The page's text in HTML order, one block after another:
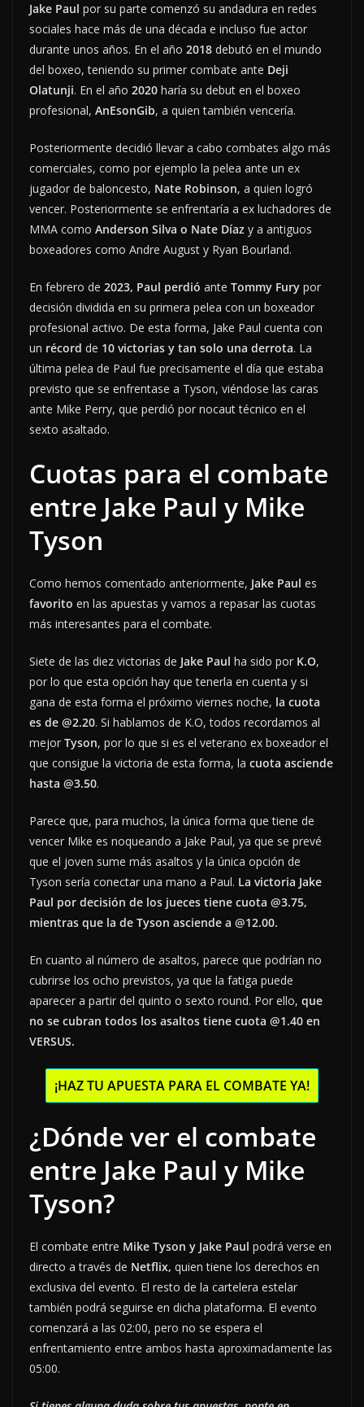
Jake Paul por su parte comenzó su andadura en redes
sociales hace más de una década e incluso fue actor
durante unos años. En el año 2018 debutó en el mundo
del boxeo, teniendo su primer combate ante Deji
Olatunji. En el año 2020 haría su debut en el boxeo
profesional, AnEsonGib, a quien también vencería.
Posteriormente decidió llevar a cabo combates algo más
comerciales, como por ejemplo la pelea ante un ex
jugador de baloncesto, Nate Robinson, a quien logró
vencer. Posteriormente se enfrentaría a ex luchadores de
MMA como Anderson Silva o Nate Díaz y a antiguos
boxeadores como Andre August y Ryan Bourland.
En febrero de 2023, Paul perdió ante Tommy Fury por
decisión dividida en su primera pelea con un boxeador
profesional activo. De esta forma, Jake Paul cuenta con
un récord de 10 victorias y tan solo una derrota. La
última pelea de Paul fue precisamente el día que estaba
previsto que se enfrentase a Tyson, viéndose las caras
ante Mike Perry, que perdió por nocaut técnico en el
sexto asaltado.
Cuotas para el combate
entre Jake Paul y Mike
Tyson
Como hemos comentado anteriormente, Jake Paul es
favorito en las apuestas y vamos a repasar las cuotas
más interesantes para el combate.
Siete de las diez victorias de Jake Paul ha sido por K.O,
por lo que esta opción hay que tenerla en cuenta y si
gana de esta forma el próximo viernes noche, la cuota
es de @2.20. Si hablamos de K.O, todos recordamos al
mejor Tyson, por lo que si es el veterano ex boxeador el
que consigue la victoria de esta forma, la cuota asciende
hasta @3.50.
Parece que, para muchos, la única forma que tiene de
vencer Mike es noqueando a Jake Paul, ya que se prevé
que el joven sume más asaltos y la única opción de
Tyson sería conectar una mano a Paul. La victoria Jake
Paul por decisión de los jueces tiene cuota @3.75,
mientras que la de Tyson asciende a @12.00.
En cuanto al número de asaltos, parece que podrían no
cubrirse los ocho previstos, ya que la fatiga puede
aparecer a partir del quinto o sexto round. Por ello, que
no se cubran todos los asaltos tiene cuota @1.40 en
VERSUS.
¡HAZ TU APUESTA PARA EL COMBATE YA!
¿Dónde ver el combate
entre Jake Paul y Mike
Tyson?
El combate entre Mike Tyson y Jake Paul podrá verse en
directo a través de Netflix, quien tiene los derechos en
exclusiva del evento. El resto de la cartelera estelar
también podrá seguirse en dicha plataforma. El evento
comenzará a las 02:00, pero no se espera el
enfrentamiento entre ambos hasta aproximadamente las
05:00.